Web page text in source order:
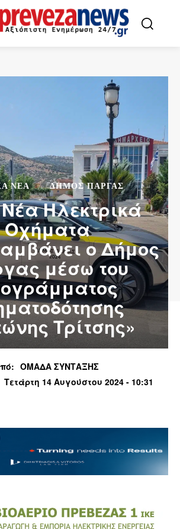
ΝΈΑ ΔΉΜΟΣ ΠΆΡΓΑΣ
Ηλεκτρικά
Οχήματα
o Δήμος
μέσω του
Τρίτσης»
ΟΜΑΔΑ ΣΥΝΤΑΞΗΣ
Τετάρτη 14 Αυγούστου 2024 - 10:31